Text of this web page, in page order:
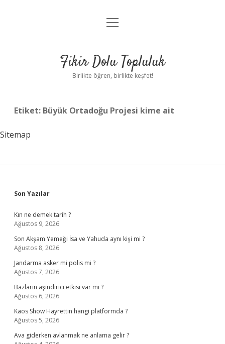
Anasayfa
Yasal Uyarı
menüyü
Fikir Dolu Topluluk
Birlikte öğren, birlikte keşfet!
Etiket: Büyük Ortadoğu Projesi kime ait
Sitemap
Sidebar
Son Yazılar
Kın ne demek tarih ?
Ağustos 9, 2026
Son Akşam Yemeği İsa ve Yahuda aynı kişi mi ?
Ağustos 8, 2026
Jandarma asker mi polis mi ?
Ağustos 7, 2026
Bazların aşındırıcı etkisi var mı ?
Ağustos 6, 2026
Kaos Show Hayrettin hangi platformda ?
Ağustos 5, 2026
Ava giderken avlanmak ne anlama gelir ?